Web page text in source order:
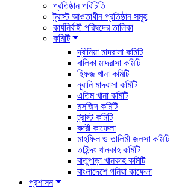
প্রতিষ্ঠান পরিচিতি
ট্রাস্ট আওতাধীন প্রতিষ্ঠান সমূহ
কার্যনির্বাহী পরিষদের তালিকা
কমিটি
দ্বীনিয়া মাদরাসা কমিটি
বালিকা মাদরাসা কমিটি
হিফজ খানা কমিটি
নূরানি মাদরাসা কমিটি
এতিম খানা কমিটি
মসজিদ কমিটি
ট্রাস্ট কমিটি
বদরী কাফেলা
মাহফিল ও তালিমী জলসা কমিটি
তাইন্দং খানকাহ কমিটি
বাতুপাড়া খানকাহ কমিটি
বাংলাদেশে গনিয়া কাফেলা
প্রশাসন